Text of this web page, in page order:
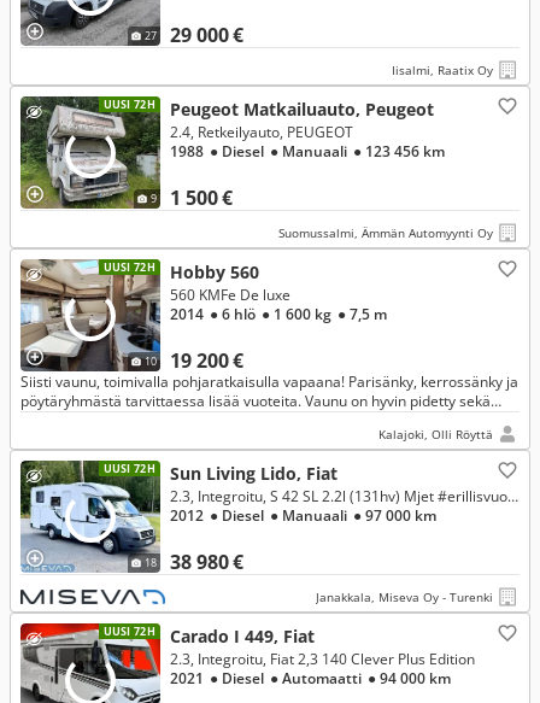
27 29 000 €
Iisalmi, Raatix Oy
UUSI 72H
9
Peugeot Matkailuauto, Peugeot
1 500 €
2.4, Retkeilyauto, PEUGEOT
1988 ● Diesel ● Manuaali ● 123 456 km
Suomussalmi, Ämmän Automyynti Oy
UUSI 72H
10
Hobby 560
19 200 €
560 KMFe De luxe
2014 ● 6 hlö ● 1 600 kg ● 7,5 m
Siisti vaunu, toimivalla pohjaratkaisulla vapaana! Parisänky, kerrossänky ja
pöytäryhmästä tarvittaessa lisää vuoteita. Vaunu on hyvin pidetty sekä
Kalajoki, Olli Röyttä
UUSI 72H
18
Sun Living Lido, Fiat
38 980 €
2.3, Integroitu, S 42 SL 2.2l (131hv) Mjet #erillisvuoteet #aurinkopaneeli #truma
2012 ● Diesel ● Manuaali ● 97 000 km
Janakkala, Miseva Oy - Turenki
UUSI 72H Carado I 449, Fiat
2.3, Integroitu, Fiat 2,3 140 Clever Plus Edition
2021 ● Diesel ● Automaatti ● 94 000 km